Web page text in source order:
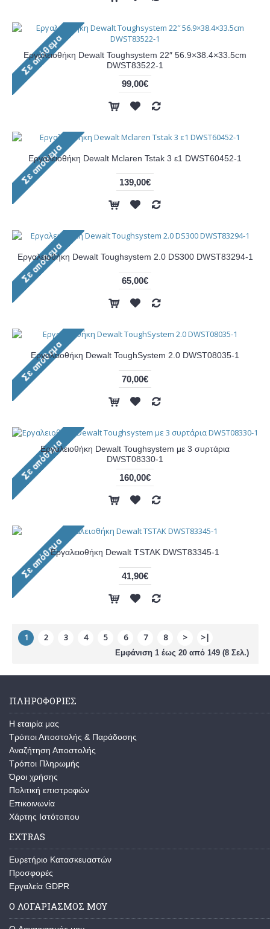
Εργαλειοθήκη Dewalt Toughsystem 22″ 56.9×38.4×33.5cm
DWST83522-1
99,00€
Εργαλειοθήκη Dewalt Mclaren Tstak 3 ε1 DWST60452-1
139,00€
Εργαλειοθήκη Dewalt Toughsystem 2.0 DS300 DWST83294-1
65,00€
Εργαλειοθήκη Dewalt ToughSystem 2.0 DWST08035-1
70,00€
Εργαλειοθήκη Dewalt Toughsystem με 3 συρτάρια
DWST08330-1
160,00€
Εργαλειοθήκη Dewalt TSTAK DWST83345-1
41,90€
1 2 3 4 5 6 7 8 > >|
Εμφάνιση 1 έως 20 από 149 (8 Σελ.)
ΠΛΗΡΟΦΟΡΊΕΣ
Η εταιρία μας
Τρόποι Αποστολής & Παράδοσης
Αναζήτηση Αποστολής
Τρόποι Πληρωμής
Όροι χρήσης
Πολιτική επιστροφών
Επικοινωνία
Χάρτης Ιστότοπου
EXTRAS
Ευρετήριο Κατασκευαστών
Προσφορές
Εργαλεία GDPR
Ο ΛΟΓΑΡΙΑΣΜΌΣ ΜΟΥ